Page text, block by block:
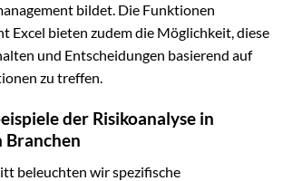
bildet. Die Funktionen
Excel bieten zudem die Möglichkeit, diese
und Entscheidungen basierend auf
zu treffen.
der Risikoanalyse in
Branchen
beleuchten wir spezifische